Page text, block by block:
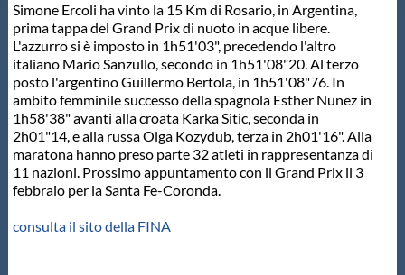
Salvamento
Master
Formazione
GUG
Simone Ercoli ha vinto la 15 Km di Rosario, in Argentina,
prima tappa del Grand Prix di nuoto in acque libere.
L'azzurro si è imposto in 1h51'03", precedendo l'altro
italiano Mario Sanzullo, secondo in 1h51'08"20. Al terzo
posto l'argentino Guillermo Bertola, in 1h51'08"76. In
ambito femminile successo della spagnola Esther Nunez in
1h58'38" avanti alla croata Karka Sitic, seconda in
2h01"14, e alla russa Olga Kozydub, terza in 2h01'16". Alla
maratona hanno preso parte 32 atleti in rappresentanza di
11 nazioni. Prossimo appuntamento con il Grand Prix il 3
febbraio per la Santa Fe-Coronda.
consulta il sito della FINA